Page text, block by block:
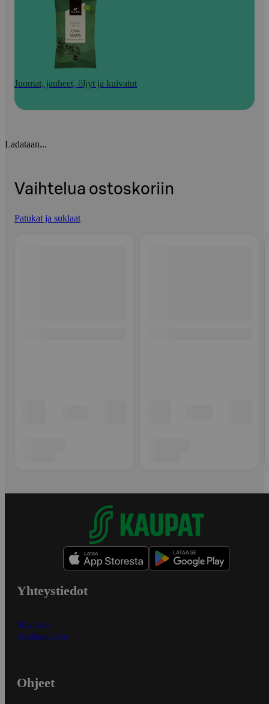
Juomat, jauheet, öljyt ja kuivatut
Ladataan...
Vaihtelua ostoskoriin
Patukat ja suklaat
Yhteystiedot
Myymälät
Asiakaspalvelu
Ohjeet